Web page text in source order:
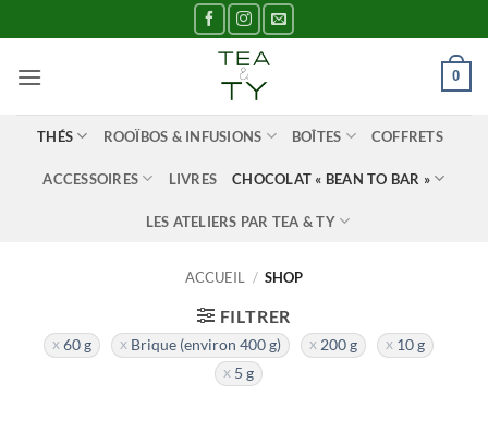
au
contenu
0
THÉS ROOÏBOS & INFUSIONS BOÎTES COFFRETS
ACCESSOIRES LIVRES CHOCOLAT « BEAN TO BAR »
LES ATELIERS PAR TEA & TY
ACCUEIL / SHOP
FILTRER
60 g Brique (environ 400 g) 200 g
10 g
5 g